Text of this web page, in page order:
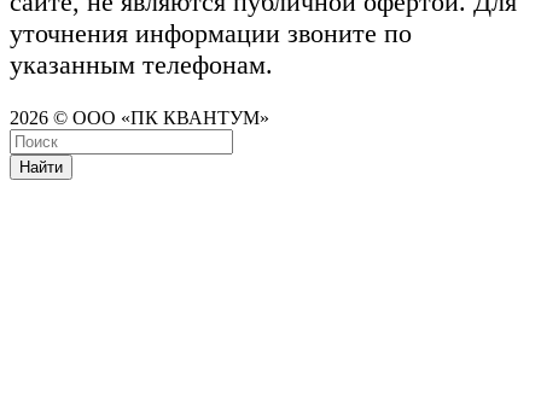
уточнения информации звоните по
указанным телефонам.
2026 © ООО «ПК КВАНТУМ»
Найти